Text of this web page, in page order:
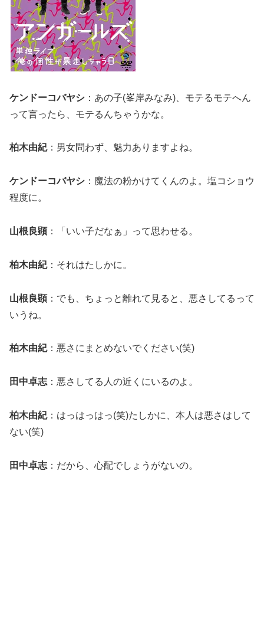
ケンドーコバヤシ ：あの子(峯岸みなみ)、モテるモテへん
って言ったら、モテるんちゃうかな。
柏木由紀：男女問わず、魅力ありますよね。
ケンドーコバヤシ ：魔法の粉かけてくんのよ。塩コショウ
程度に。
山根良顕：「いい子だなぁ」って思わせる。
柏木由紀：それはたしかに。
山根良顕：でも、ちょっと離れて見ると、悪さしてるって
いうね。
柏木由紀：悪さにまとめないでください(笑)
田中卓志 ：悪さしてる人の近くにいるのよ。
柏木由紀：はっはっはっ(笑)たしかに、本人は悪さはして
ない(笑)
田中卓志 ：だから、心配でしょうがないの。